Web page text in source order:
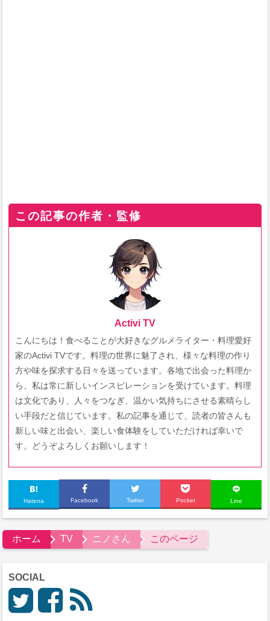
この記事の作者・監修
Activi TV
こんにちは！食べることが大好きなグルメライター・料理愛好
家のActivi TVです。料理の世界に魅了され、様々な料理の作り
方や味を探求する日々を送っています。各地で出会った料理か
ら、私は常に新しいインスピレーションを受けています。料理
は文化であり、人々をつなぎ、温かい気持ちにさせる素晴らし
い手段だと信じています。私の記事を通じて、読者の皆さんも
新しい味と出会い、楽しい食体験をしていただければ幸いで
す。どうぞよろしくお願いします！
Hatena Facebook Twitter Pocket Line
ホーム TV ニノさん このページ
SOCIAL